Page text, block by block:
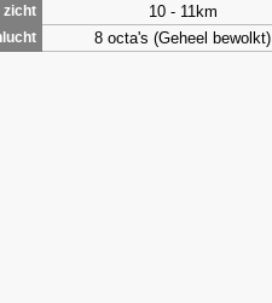
zicht 10 - 11km
8 octa's (Geheel bewolkt)